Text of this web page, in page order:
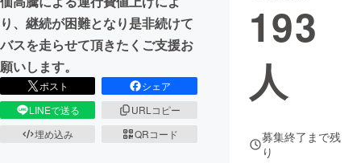
り、継続が困難となり是非続けて
バスを走らせて頂きたくご支援お
願いします。
ポスト
シェア
LINEで送る
URLコピー
埋め込み
QRコード
193
人
募集終了まで残
り